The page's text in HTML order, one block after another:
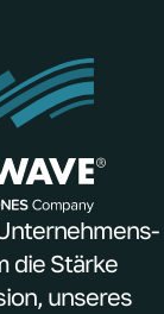
die Stärke
unseres